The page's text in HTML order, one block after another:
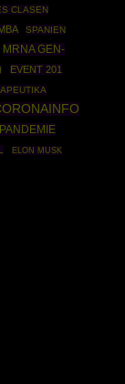
CLASEN
SPANIEN
MRNA GEN-
EVENT 201
ELON MUSK